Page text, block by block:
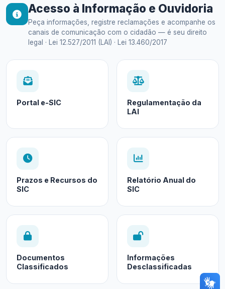
Acesso à Informação e Ouvidoria
Peça informações, registre reclamações e acompanhe os
canais de comunicação com o cidadão — é seu direito
legal · Lei 12.527/2011 (LAI) · Lei 13.460/2017
Portal e-SIC
Regulamentação da
LAI
Prazos e Recursos do
SIC
Relatório Anual do
SIC
Documentos
Classificados
Informações
Desclassificadas